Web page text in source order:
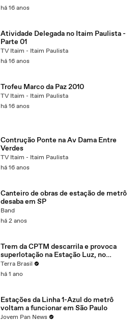
há 16 anos
Atividade Delegada no Itaim Paulista -
Parte 01
TV Itaim - Itaim Paulista
há 16 anos
Trofeu Marco da Paz 2010
TV Itaim - Itaim Paulista
há 16 anos
Contrução Ponte na Av Dama Entre
Verdes
TV Itaim - Itaim Paulista
há 16 anos
Canteiro de obras de estação de metrô
desaba em SP
Band
há 2 anos
Trem da CPTM descarrila e provoca
superlotação na Estação Luz, no
Centro de SP
Terra Brasil
há 1 ano
Estações da Linha 1-Azul do metrô
voltam a funcionar em São Paulo
Jovem Pan News